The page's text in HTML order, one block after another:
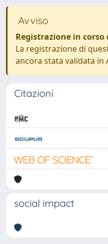
Avviso
Registrazione in corso
La registrazione di
ancora stata validata in
Citazioni
social impact